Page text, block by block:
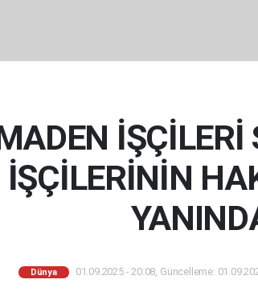
İŞÇİLERİ
İŞÇİLERİNİN
Dünya 01.09.2025 - 20:08, Güncelleme: